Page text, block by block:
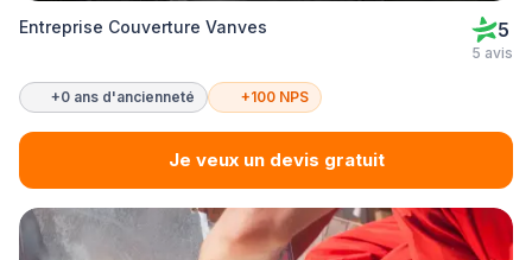
Entreprise Couverture Vanves 5
5 avis
+0 ans d'ancienneté +100 NPS
Je veux un devis gratuit